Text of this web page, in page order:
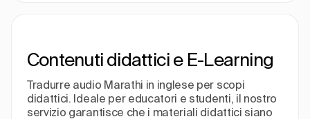
Contenuti didattici e E-Learning
Tradurre audio Marathi in inglese per scopi
didattici. Ideale per educatori e studenti, il nostro
servizio garantisce che i materiali didattici siano